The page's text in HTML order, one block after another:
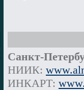
Санкт-
НИИК:
ИНКАРТ: